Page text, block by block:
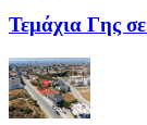
Τεμάχια Γης